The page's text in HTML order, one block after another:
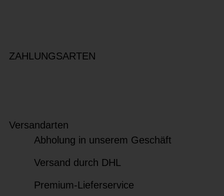
ZAHLUNGSARTEN
Versandarten
Abholung in unserem Geschäft
Versand durch DHL
Premium-Lieferservice